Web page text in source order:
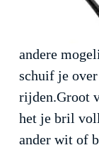
andere
schuif je
rijden.Groot
het je bril
ander wit of